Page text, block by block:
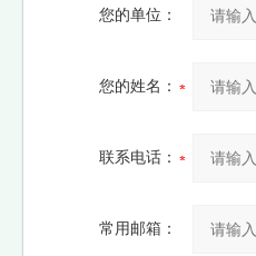
您的单位：
您的姓名：
联系电话：
常用邮箱：